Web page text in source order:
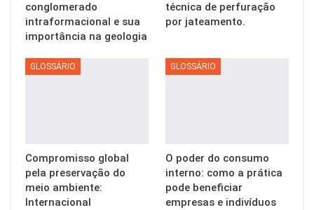
conglomerado
intraformacional e sua
importância na geologia
técnica de perfuração
por jateamento.
GLOSSÁRIO
Compromisso global
pela preservação do
meio ambiente:
Internacional
GLOSSÁRIO
O poder do consumo
interno: como a prática
pode beneficiar
empresas e indivíduos